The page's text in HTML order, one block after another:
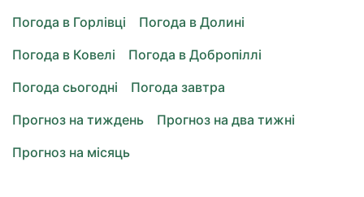
Погода в Горлівці
Погода в Долині
Погода в Ковелі
Погода в Добропіллі
Погода сьогодні
Погода завтра
Прогноз на тиждень
Прогноз на два тижні
Прогноз на місяць